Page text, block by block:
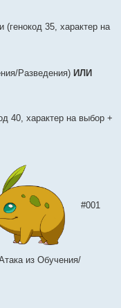
(генокод 35, характер на
Разведения) ИЛИ
40, характер на выбор +
#001
из Обучения/